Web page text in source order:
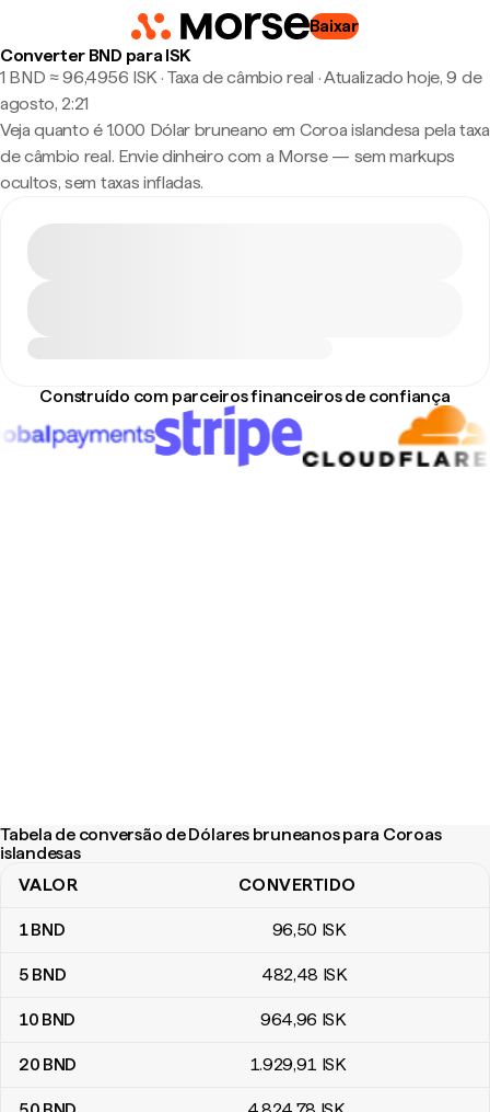
Baixar
Converter BND para ISK
1 BND ≈ 96,4956 ISK · Taxa de câmbio real ·Atualizado hoje, 9 de
agosto, 2:21
Veja quanto é 1.000 Dólar bruneano em Coroa islandesa pela taxa
de câmbio real. Envie dinheiro com a Morse — sem markups
ocultos, sem taxas infladas.
Construído com parceiros financeiros de confiança
Tabela de conversão de Dólares bruneanos para Coroas
islandesas
Tabela de conversão de Dólares bruneanos para Coroas
VALOR CONVERTIDO
1BND 96,50 ISK
5 BND 482,48 ISK
10 BND 964,96 ISK
20 BND 1.929,91 ISK